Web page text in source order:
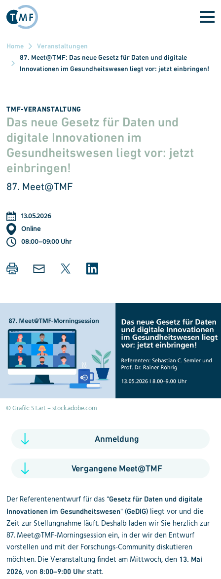
Direkt zum Inhalt
Home
Veranstaltungen
87. Meet@TMF: Das neue Gesetz für Daten und digitale
Innovationen im Gesundheitswesen liegt vor: jetzt einbringen!
TMF-VERANSTALTUNG
Das neue Gesetz für Daten und
digitale Innovationen im
Gesundheitswesen liegt vor: jetzt
einbringen!
87. Meet@TMF
13.05.2026
Online
08:00–09:00 Uhr
© Grafik: ST.art – stock.adobe.com
Anmeldung
Vergangene Meet@TMF
Der Referentenentwurf für das "Gesetz für Daten und digitale
Innovationen im Gesundheitswesen" (GeDIG) liegt vor und die
Zeit zur Stellungnahme läuft. Deshalb laden wir Sie herzlich zur
87. Meet@TMF-Morningsession ein, in der wir den Entwurf
vorstellen und mit der Forschungs-Community diskutieren
möchten. Die Veranstaltung findet am Mittwoch, den 13. Mai
2026, von8:00–9:00 Uhr statt.